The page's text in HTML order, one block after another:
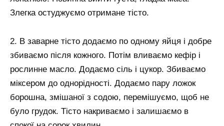
Злегка остуджуємо отримане тісто.
2. В заварне тісто додаємо по одному яйця і добре
збиваємо після кожного. Потім вливаємо кефір і
рослинне масло. Додаємо сіль і цукор. Збиваємо
міксером до однорідності. Додаємо пару ложок
борошна, змішаної з содою, перемішуємо, щоб не
було грудок. Тісто накриваємо і залишаємо в